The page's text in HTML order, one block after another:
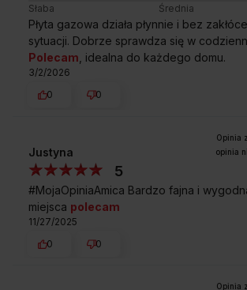
Powierzchnia nierdzewna
Płyta gazowa wykonana ze stali
łatwa w pielęgnacji i wyjątkowo
Aby uruchomić palnik wystarczy
Słaba
Średnia
Płyta gazowa działa płynnie i bez
sytuacji. Dobrze sprawdza się w
Polecam , idealna do każdego domu.
3/2/2026
0
0
Justyna opinia
5
#MojaOpiniaAmica Bardzo fajna i
miejsca polecam
11/27/2025
0
0